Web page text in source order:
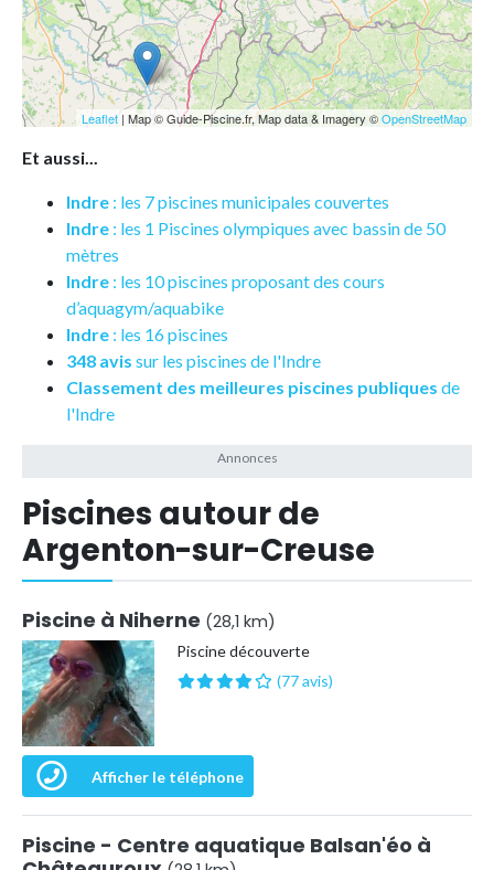
Leaflet | Map © Guide-Piscine.fr, Map data & Imagery ©OpenStreetMap
Et aussi...
Indre : les 7 piscines municipales couvertes
Indre : les 1 Piscines olympiques avec bassin de 50
mètres
Indre : les 10 piscines proposant des cours
d’aquagym/aquabike
Indre : les 16 piscines
348 avis sur les piscines de l'Indre
Classement des meilleures piscines publiques de
l'Indre
Piscines autour de
Argenton-sur-Creuse
Piscine à Niherne (28,1 km)
Piscine découverte
(77 avis)
Afficher le téléphone
Piscine - Centre aquatique Balsan'éo à